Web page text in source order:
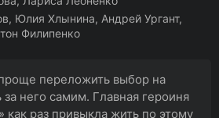
Юлия Хлынина, Андрей Ургант,
Филипенко
переложить выбор на
за него самим. Главная героиня
как раз привыкла жить по этому